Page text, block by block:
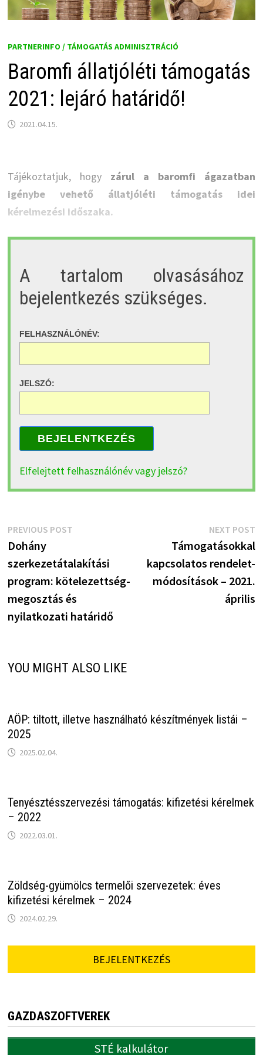
PARTNERINFO / TÁMOGATÁS ADMINISZTRÁCIÓ
Baromfi állatjóléti támogatás
2021: lejáró határidő!
2021.04.15.
Tájékoztatjuk, hogy zárul a baromfi ágazatban
igénybe vehető állatjóléti támogatás idei
kérelmezési időszaka.
A tartalom olvasásához
bejelentkezés szükséges.
FELHASZNÁLÓNÉV:
JELSZÓ:
BEJELENTKEZÉS
Elfelejtett felhasználónév vagy jelszó?
Bejegyzés
navigáció
PREVIOUS POSTPrevious
Dohány
szerkezetátalakítási
program: kötelezettség-
megosztás és
nyilatkozati határidő
NEXT POST
Támogatásokkal
kapcsolatos rendelet-
módosítások – 2021.
április
YOU MIGHT ALSO LIKE
AÖP: tiltott, illetve használható készítmények listái –
2025
2025.02.04.
Tenyésztésszervezési támogatás: kifizetési kérelmek
– 2022
2022.03.01.
Zöldség-gyümölcs termelői szervezetek: éves
kifizetési kérelmek – 2024
2024.02.29.
BEJELENTKEZÉS
GAZDASZOFTVEREK
STÉ kalkulátor